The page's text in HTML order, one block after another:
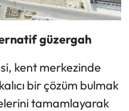
güzergah
kent merkezinde
bir çözüm bulmak
tamamlayarak